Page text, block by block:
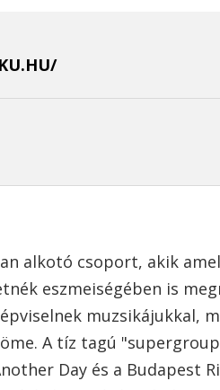
alkotó csoport, akik
eszmeiségében is
muzsikájukkal,
A tíz tagú
Day és a Budapest